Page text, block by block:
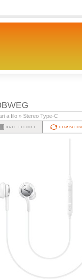
a filo » Stereo Type-C